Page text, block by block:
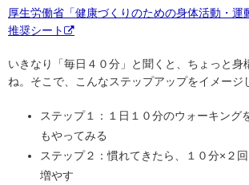
厚生労働省「健康づくりのための身体活動・運
推奨シート
いきなり「毎日４０分」と聞くと、ちょっと身
ね。そこで、こんなステップアップをイメージ
ステップ１：１日１０分のウォーキング
もやってみる
ステップ２：慣れてきたら、１０分×２
増やす